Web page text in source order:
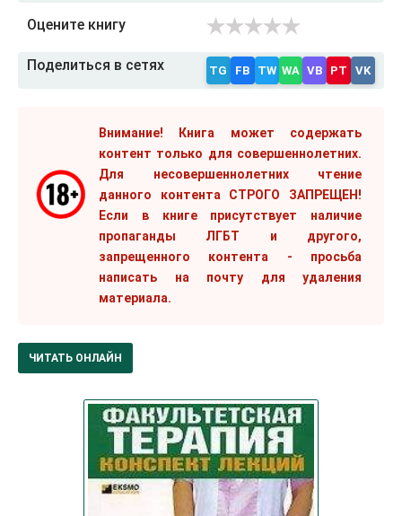
Оцените книгу
Поделиться в сетях TG FB TW WA VB PT VK
Внимание! Книга может содержать
контент только для совершеннолетних.
Для несовершеннолетних чтение
данного контента СТРОГО ЗАПРЕЩЕН!
Если в книге присутствует наличие
пропаганды ЛГБТ и другого,
запрещенного контента - просьба
написать на почту для удаления
материала.
ЧИТАТЬ ОНЛАЙН